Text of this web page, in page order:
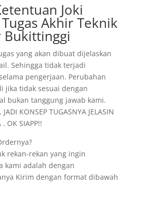
Joki
Akhir Teknik
yang akan dibuat dijelaskan
Sehingga tidak terjadi
pengerjaan. Perubahan
jika tidak sesuai dengan
bukan tanggung jawab kami.
JADI KONSEP TUGASNYA JELASIN
. OK SIAPP!!
rekan-rekan yang ingin
kami adalah dengan
Kirim dengan format dibawah